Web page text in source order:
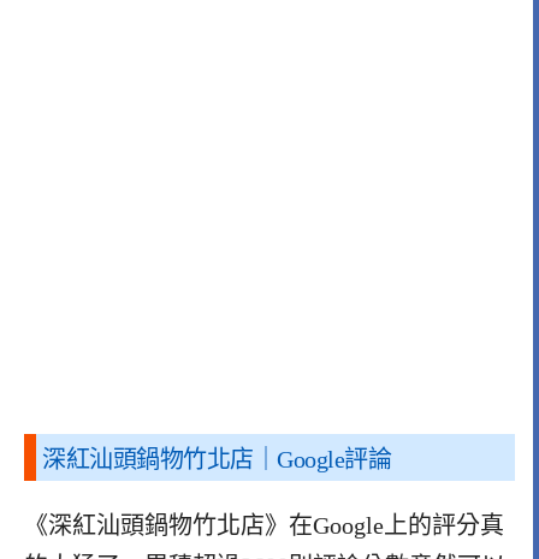
深紅汕頭鍋物竹北店｜Google評論
《深紅汕頭鍋物竹北店》在Google上的評分真